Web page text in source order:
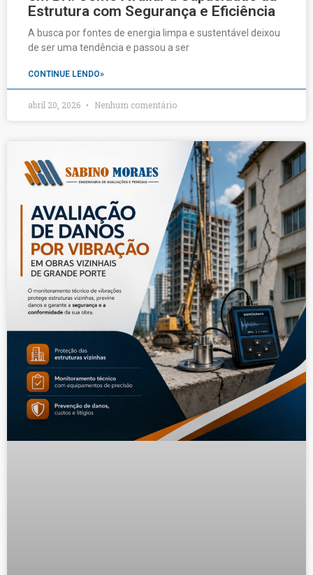
Estrutura com Segurança e Eficiência
A busca por fontes de energia limpa e sustentável deixou
de ser uma tendência e passou a ser
CONTINUE LENDO»
abril 20, 2026 Nenhum comentário